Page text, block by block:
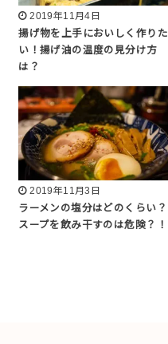
2019年11月4日
揚げ物を上手においしく作りた
い！揚げ油の温度の見分け方
は？
2019年11月3日
ラーメンの塩分はどのくらい？
スープを飲み干すのは危険？！